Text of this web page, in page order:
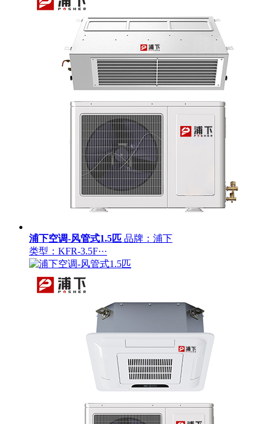
浦下空调-风管式1.5匹 品牌：浦下
类型：KFR-3.5F···